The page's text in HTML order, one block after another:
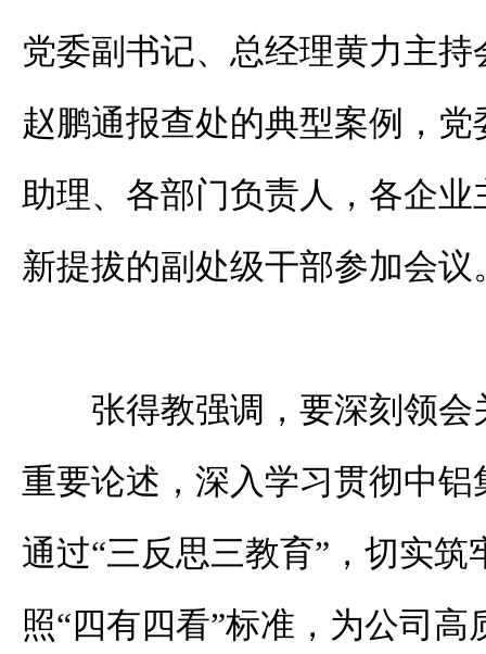
党委副书记、总经理黄力主
赵鹏通报查处的典型案例，
助理、各部门负责人，各企业
新提拔的副处级干部参加会议
张得教强调，要深刻领
重要论述，深入学习贯彻中
通过“三反思三教育”，切实筑
照“四有四看”标准，为公司